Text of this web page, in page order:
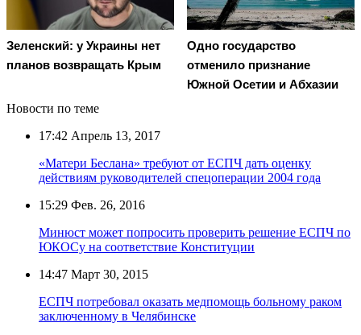
Зеленский: у Украины нет
планов возвращать Крым
Одно государство
отменило признание
Южной Осетии и Абхазии
Новости по теме
17:42 Апрель 13, 2017
«Матери Беслана» требуют от ЕСПЧ дать оценку
действиям руководителей спецоперации 2004 года
15:29 Фев. 26, 2016
Минюст может попросить проверить решение ЕСПЧ по
ЮКОСу на соответствие Конституции
14:47 Март 30, 2015
ЕСПЧ потребовал оказать медпомощь больному раком
заключенному в Челябинске